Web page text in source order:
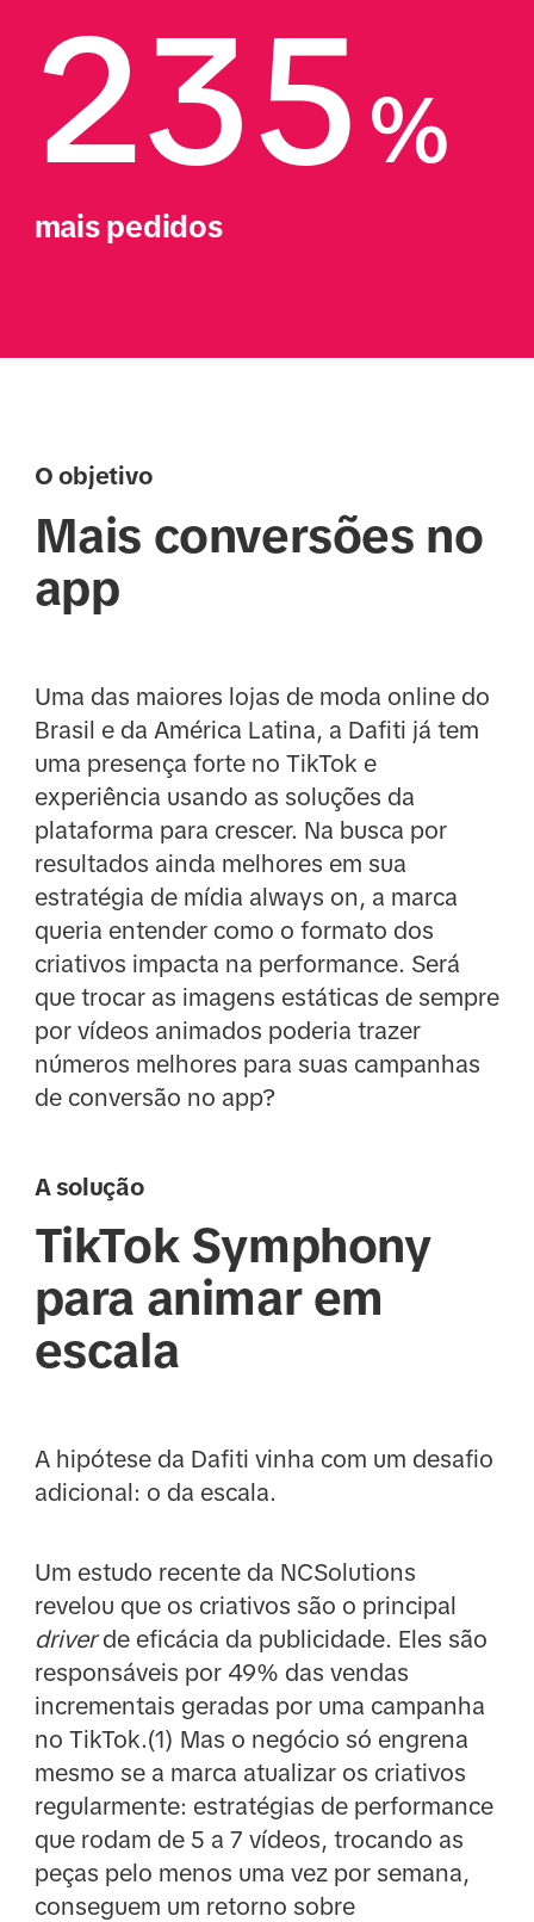
235 %
mais pedidos
O objetivo
Mais conversões no
app
Uma das maiores lojas de moda online do
Brasil e da América Latina, a Dafiti já tem
uma presença forte no TikTok e
experiência usando as soluções da
plataforma para crescer. Na busca por
resultados ainda melhores em sua
estratégia de mídia always on, a marca
queria entender como o formato dos
criativos impacta na performance. Será
que trocar as imagens estáticas de sempre
por vídeos animados poderia trazer
números melhores para suas campanhas
de conversão no app?
A solução
TikTok Symphony
para animar em
escala
A hipótese da Dafiti vinha com um desafio
adicional: o da escala.
Um estudo recente da NCSolutions
revelou que os criativos são o principal
driverde eficácia da publicidade. Eles são
responsáveis por 49% das vendas
incrementais geradas por uma campanha
no TikTok.(1) Mas o negócio só engrena
mesmo se a marca atualizar os criativos
regularmente: estratégias de performance
que rodam de 5 a 7 vídeos, trocando as
peças pelo menos uma vez por semana,
conseguem um retorno sobre